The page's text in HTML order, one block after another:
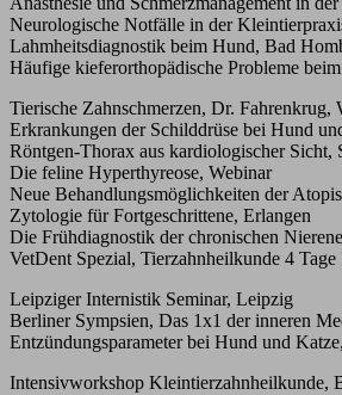
Neurologische Notfälle in der
Lahmheitsdiagnostik beim Hund, Bad
Häufige kieferorthopädische Probleme
Tierische Zahnschmerzen, Dr. Fahrenkrug,
Erkrankungen der Schilddrüse bei Hund
Röntgen-Thorax aus kardiologischer Sicht,
Die feline Hyperthyreose, Webinar
Neue Behandlungsmöglichkeiten der
Zytologie für Fortgeschrittene, Erlangen
Die Frühdiagnostik der chronischen
VetDent Spezial, Tierzahnheilkunde 4
Leipziger Internistik Seminar, Leipzig
Berliner Sympsien, Das 1x1 der inneren
Entzündungsparameter bei Hund und
Intensivworkshop Kleintierzahnheilkunde,